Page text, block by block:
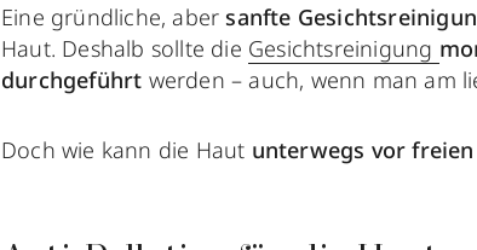
Eine gründliche, aber sanfte
Haut. Deshalb sollte die Gesichtsreinigung
durchgeführt werden – auch, wenn man am
Doch wie kann die Haut unterwegs vor freien